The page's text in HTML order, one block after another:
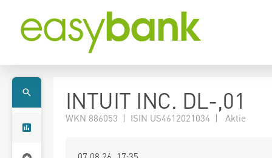
INTUIT INC. DL-,01
WKN 886053 | ISIN US4612021034 | Aktie